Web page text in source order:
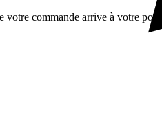
commande arrive à votre